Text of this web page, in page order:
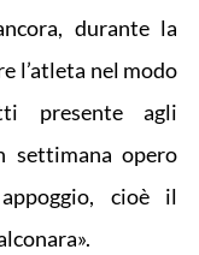
durante la
l’atleta nel modo
presente agli
settimana opero
cioè il